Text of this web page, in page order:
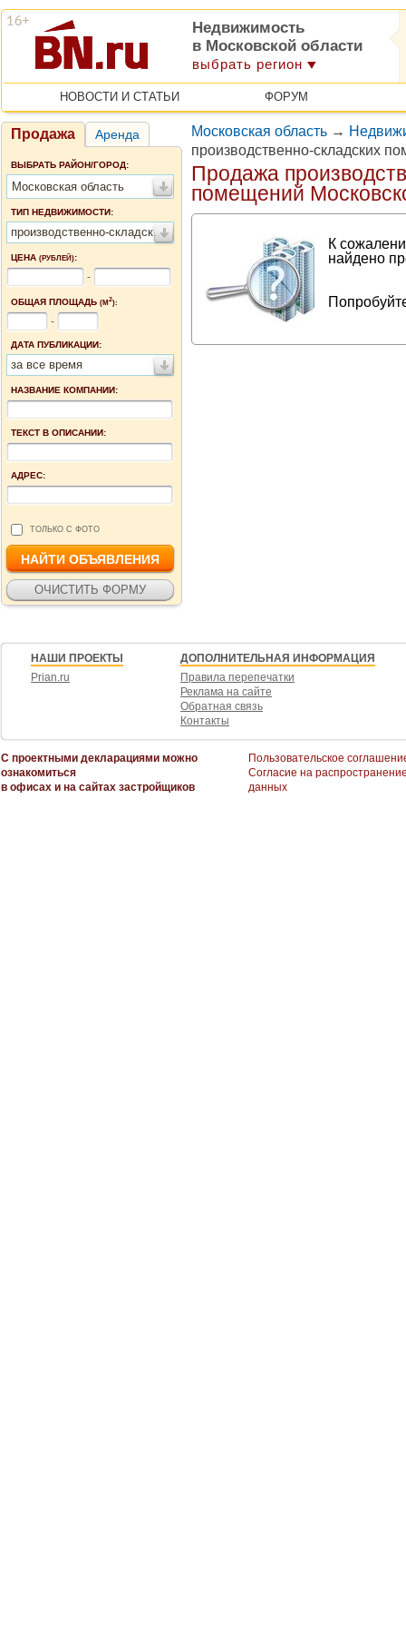
Недвижимость
в Московской области
выбрать регион
НОВОСТИ И СТАТЬИ ФОРУМ
Продажа Аренда
ВЫБРАТЬ РАЙОН/ГОРОД:
Московская область
ТИП НЕДВИЖИМОСТИ:
производственно-складские помещения
ЦЕНА (РУБЛЕЙ):
-
ОБЩАЯ ПЛОЩАДЬ (М2):
-
ДАТА ПУБЛИКАЦИИ:
за все время
НАЗВАНИЕ КОМПАНИИ:
ТЕКСТ В ОПИСАНИИ:
АДРЕС:
ТОЛЬКО С ФОТО
Московская область →
производственно-складских
Продажа
помещений
К
найдено
НАШИ ПРОЕКТЫ
Prian.ru
ДОПОЛНИТЕЛЬНАЯ ИНФОРМАЦИЯ
Правила перепечатки
Реклама на сайте
Обратная связь
Контакты
С проектными декларациями можно
ознакомиться
в офисах и на сайтах застройщиков
Пользовательское
Согласие на
данных